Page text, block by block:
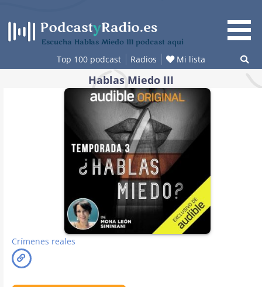
contenido
Escucha Hablas Miedo III podcast aquí
Top 100 podcast Radios Mi lista
Hablas Miedo III
Crímenes reales